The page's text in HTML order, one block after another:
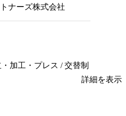
ナーズ株式会社
加工・プレス / 交替制
詳細を表示